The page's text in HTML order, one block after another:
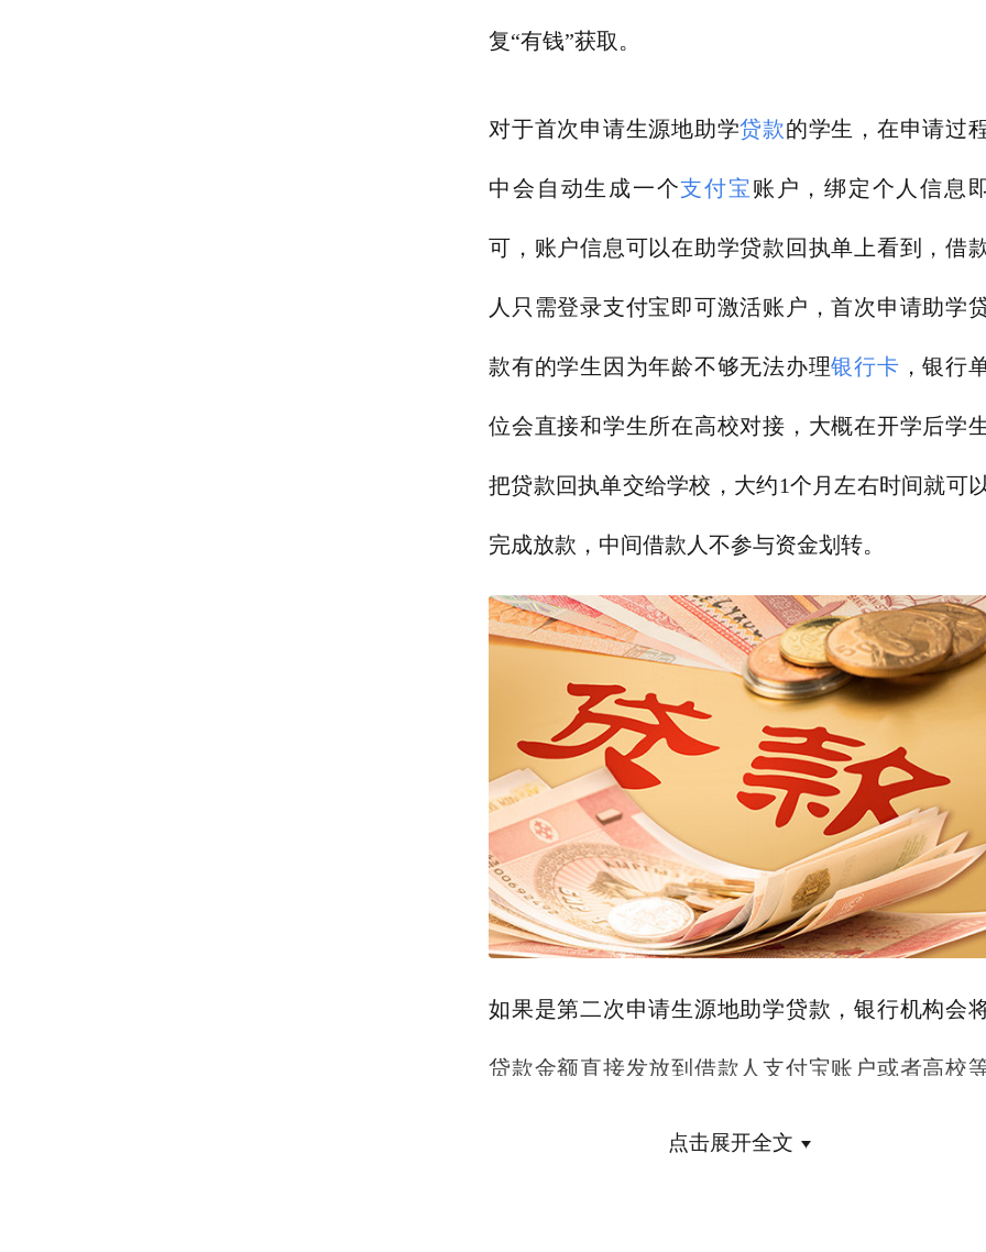
复“有钱”获取。
对于首次申请生源地助学贷款的学生，在申请过
中会自动生成一个支付宝账户，绑定个人信息
可，账户信息可以在助学贷款回执单上看到，借
人只需登录支付宝即可激活账户，首次申请助学
款有的学生因为年龄不够无法办理银行卡 ，银行
位会直接和学生所在高校对接，大概在开学后学
把贷款回执单交给学校，大约1个月左右时间就可
完成放款，中间借款人不参与资金划转。
如果是第二次申请生源地助学贷款，银行机构会
贷款金额直接发放到借款人支付宝账户或者高校
级的银行卡账户，每年的10月-11月会降贷款金额
点击展开全文